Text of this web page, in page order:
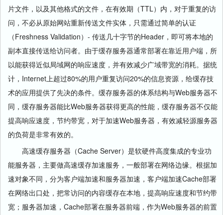
片文件，以及其他格式的文件，在有效期（TTL）内，对于重复的访
问，不必从原始网站重新传送文件实体，只需通过简单的认证
（Freshness Validation）- 传送几十字节的Header，即可将本地的
副本直接传送给访问者。由于缓存服务器通常部署在靠近用户端，所
以能获得近似局域网的响应速度，并有效减少广域带宽的消耗。据统
计，Internet上超过80%的用户重复访问20%的信息资源，给缓存技
术的应用提供了先决的条件。缓存服务器的体系结构与Web服务器不
同，缓存服务器能比Web服务器获得更高的性能，缓存服务器不仅能
提高响应速度，节约带宽，对于加速Web服务器，有效减轻源服务器
的负荷是非常有效的。
高速缓存服务器（Cache Server）是软硬件高度集成的专业功
能服务器，主要做高速缓存加速服务，一般部署在网络边缘。根据加
速对象不同，分为客户端加速和服务器加速，客户端加速Cache部署
在网络出口处，把常访问的内容缓存在本地，提高响应速度和节约带
宽；服务器加速，Cache部署在服务器前端，作为Web服务器的前置